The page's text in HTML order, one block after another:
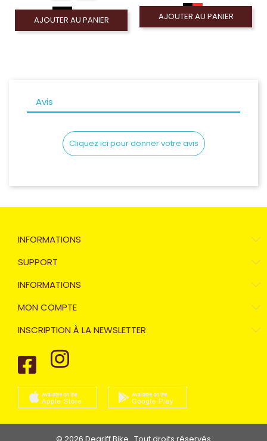
AJOUTER AU PANIER AJOUTER AU PANIER
Avis
Cliquez ici pour donner votre avis
INFORMATIONS
SUPPORT
INFORMATIONS
MON COMPTE
INSCRIPTION À LA NEWSLETTER